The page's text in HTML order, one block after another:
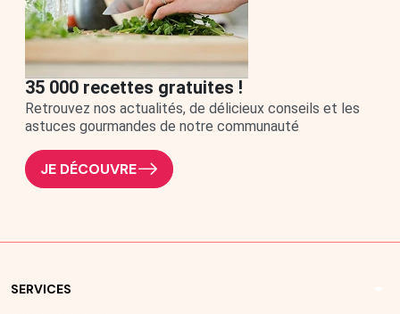
35 000 recettes gratuites !
Retrouvez nos actualités, de délicieux conseils et les
astuces gourmandes de notre communauté
JE DÉCOUVRE
SERVICES